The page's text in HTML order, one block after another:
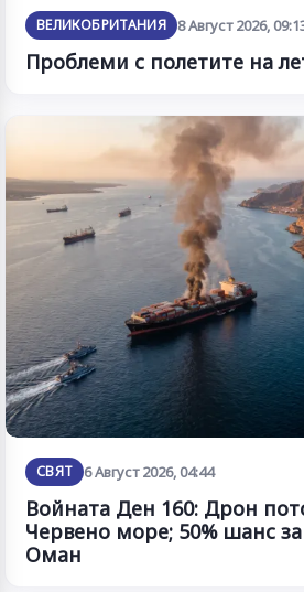
ВЕЛИКОБРИТАНИЯ 8 Август 2026,
Проблеми с полетите на
СВЯТ 6 Август 2026, 04:44
Войната Ден 160: Дрон
Червено море; 50% шанс
Оман